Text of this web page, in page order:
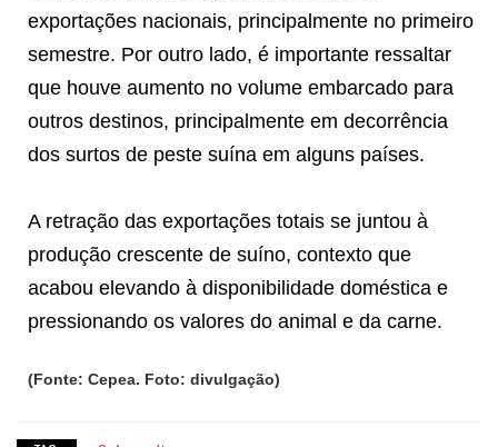
exportações nacionais, principalmente no primeiro
semestre. Por outro lado, é importante ressaltar
que houve aumento no volume embarcado para
outros destinos, principalmente em decorrência
dos surtos de peste suína em alguns países.
A retração das exportações totais se juntou à
produção crescente de suíno, contexto que
acabou elevando à disponibilidade doméstica e
pressionando os valores do animal e da carne.
(Fonte: Cepea. Foto: divulgação)